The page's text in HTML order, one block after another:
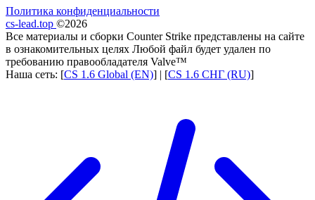
Политика конфиденциальности
cs-lead.top ©2026
Все материалы и сборки Counter Strike представлены на сайте
в ознакомительных целях Любой файл будет удален по
требованию правообладателя Valve™
Наша сеть: [CS 1.6 Global (EN)] | [CS 1.6 СНГ (RU)]